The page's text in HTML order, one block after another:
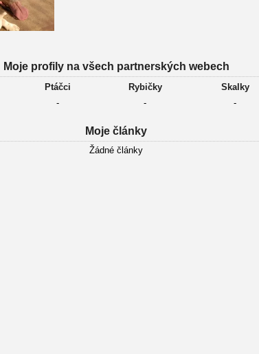
Moje profily na všech partnerských webech
Ptáčci Rybičky Skalky
- - -
Moje články
Žádné články